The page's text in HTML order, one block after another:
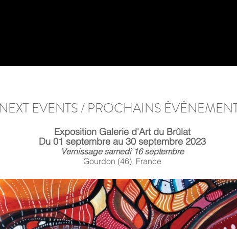
NEXT EVENTS / PROCHAINS
Exposition Galerie d'Art du Brûlat
Du 01 septembre au 30 septembre 2023
Vernissagesamedi16septembre
Gourdon (46), France